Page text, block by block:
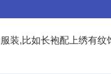
装,比如长袍配上绣有